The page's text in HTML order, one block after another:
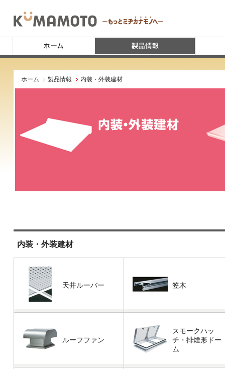
ホーム 製品情報 内装・外装建材
内装・外装建材
天井ルーバー 笠木
ルーフファン
スモークハッ
チ・排煙形ドー
ム